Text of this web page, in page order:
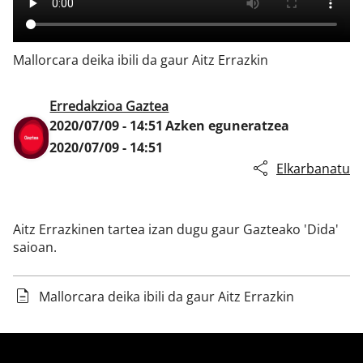
Klisk
Mallorcara deika ibili da gaur Aitz Errazkin
Erredakzioa Gaztea
2020/07/09 - 14:51 Azken eguneratzea
2020/07/09 - 14:51
Elkarbanatu
Aitz Errazkinen tartea izan dugu gaur Gazteako 'Dida'
saioan.
Mallorcara deika ibili da gaur Aitz Errazkin